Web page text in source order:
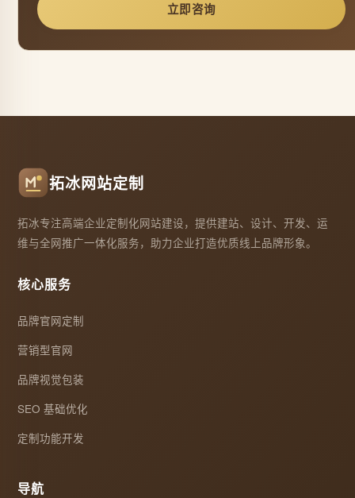
立即咨询
拓冰网站定制
拓冰专注高端企业定制化网站建设，提供建站、设计、开发、运
维与全网推广一体化服务，助力企业打造优质线上品牌形象。
核心服务
品牌官网定制
营销型官网
品牌视觉包装
SEO 基础优化
定制功能开发
导航